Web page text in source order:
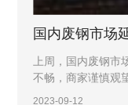
国内废钢市场
上周，国内废钢
不畅，商家谨慎观
2023-09-12